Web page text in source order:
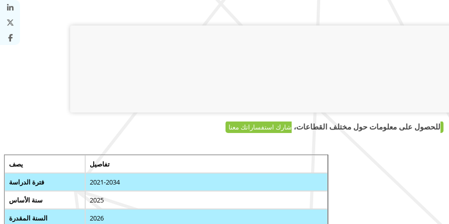
للحصول على معلومات حول مختلف القطاعات، شارك استفساراتك معنا
يصف
تفاصيل
فترة الدراسة
2021-2034
سنة الأساس
2025
2026